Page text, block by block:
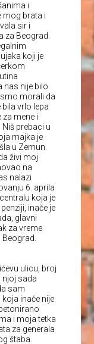
i
mog brata i
sir i
za Beograd.
koji je
nas nije bilo
morali da
bila vrlo lepa
mene i
prebaci u
majka je
u Zemun.
živi moj
na
nalazi
6. aprila
koja je
inače je
glavni
za vreme
Beograd.
ulicu, broj
njoj sada
sam
inače nije
i moja tetka
za generala
štaba.